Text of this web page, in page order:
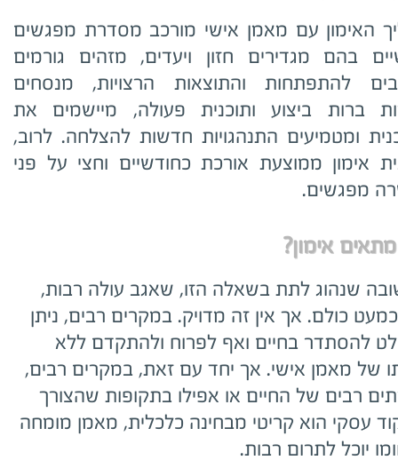
האימון עם מאמן אישי מורכב מסדרת מפגשים
בהם מגדירים חזון ויעדים, מזהים גורמים
להתפתחות והתוצאות הרצויות, מנסחים
ברות ביצוע ותוכנית פעולה, מיישמים את
ומטמיעים התנהגויות חדשות להצלחה. לרוב,
אימון ממוצעת אורכת כחודשיים וחצי על פני
מפגשים.
אימון?
שנהוג לתת בשאלה הזו, שאגב עולה רבות,
כולם. אך אין זה מדויק. במקרים רבים, ניתן
להסתדר בחיים ואף לפרוח ולהתקדם ללא
של מאמן אישי. אך יחד עם זאת, במקרים רבים,
רבים של החיים או אפילו בתקופות שהצורך
עסקי הוא קריטי מבחינה כלכלית, מאמן מומחה
יוכל לתרום רבות.